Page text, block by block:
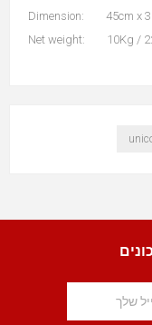
Dimension: 45cm x
Net weight: 10Kg /